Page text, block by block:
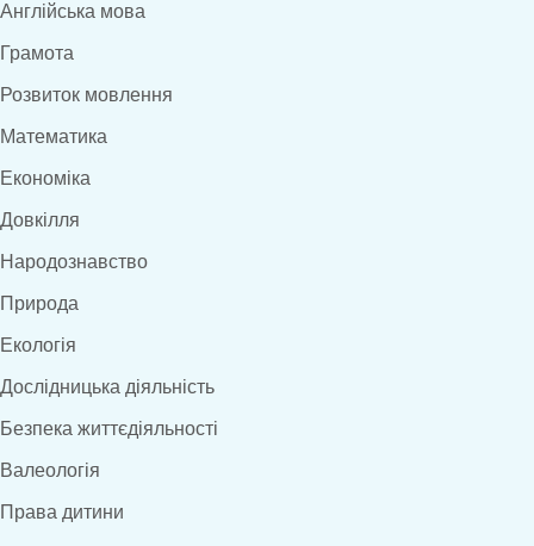
Англійська мова
Грамота
Розвиток мовлення
Математика
Економіка
Довкілля
Народознавство
Природа
Екологія
Дослідницька діяльність
Безпека життєдіяльності
Валеологія
Права дитини